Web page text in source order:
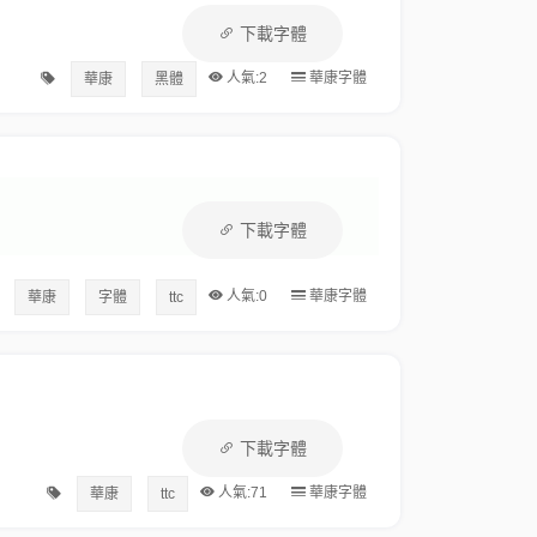
下載字體
華康字體
人氣:2
華康 黑體
下載字體
華康字體
人氣:0
華康 字體 ttc
下載字體
華康字體
人氣:71
華康 ttc